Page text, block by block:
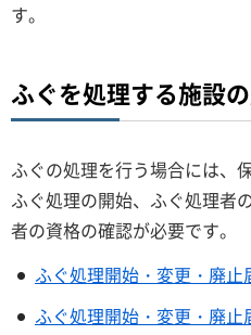
す。
ふぐを処理する施設
ふぐの処理を行う場合には、
ふぐ処理の開始、ふぐ処理者
者の資格の確認が必要です。
ふぐ処理開始・変更・廃止
ふぐ処理開始・変更・廃止